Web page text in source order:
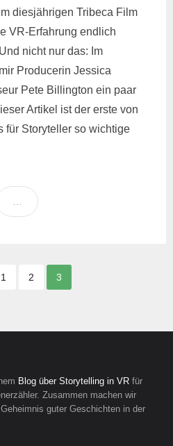
diesjährigen Tribeca Film
VR-Erfahrung endlich
nicht nur das: Im
Producerin Jessica
Pete Billington ein paar
Artikel ist der erste von
für Storyteller so wichtige
1 2 3
Blog über Storytelling in VR für
Zusammen machen wir
guter Geschichten in der